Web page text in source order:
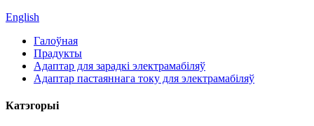
English
Галоўная
Прадукты
Адаптар для зарадкі электрамабіляў
Адаптар пастаяннага току для электрамабіляў
Катэгорыі